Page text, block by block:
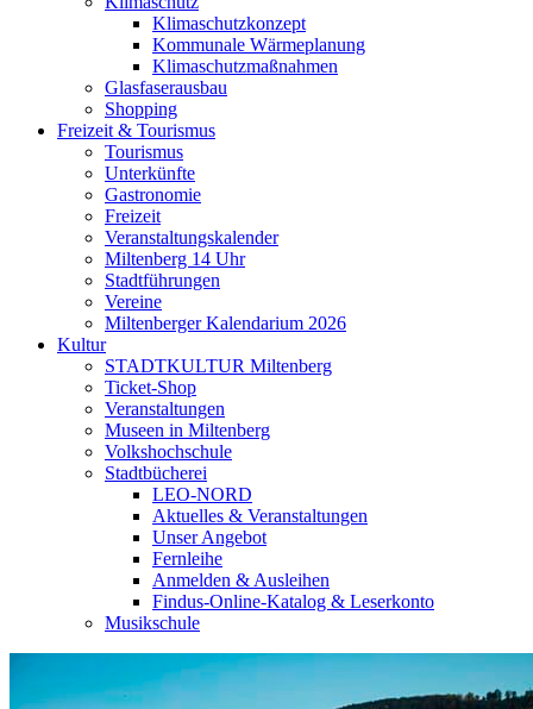
Klimaschutzkonzept
Kommunale Wärmeplanung
Klimaschutzmaßnahmen
Glasfaserausbau
Shopping
Freizeit & Tourismus
Tourismus
Unterkünfte
Gastronomie
Freizeit
Veranstaltungskalender
Miltenberg 14 Uhr
Stadtführungen
Vereine
Miltenberger Kalendarium 2026
Kultur
STADTKULTUR Miltenberg
Ticket-Shop
Veranstaltungen
Museen in Miltenberg
Volkshochschule
Stadtbücherei
LEO-NORD
Aktuelles & Veranstaltungen
Unser Angebot
Fernleihe
Anmelden & Ausleihen
Findus-Online-Katalog & Leserkonto
Musikschule